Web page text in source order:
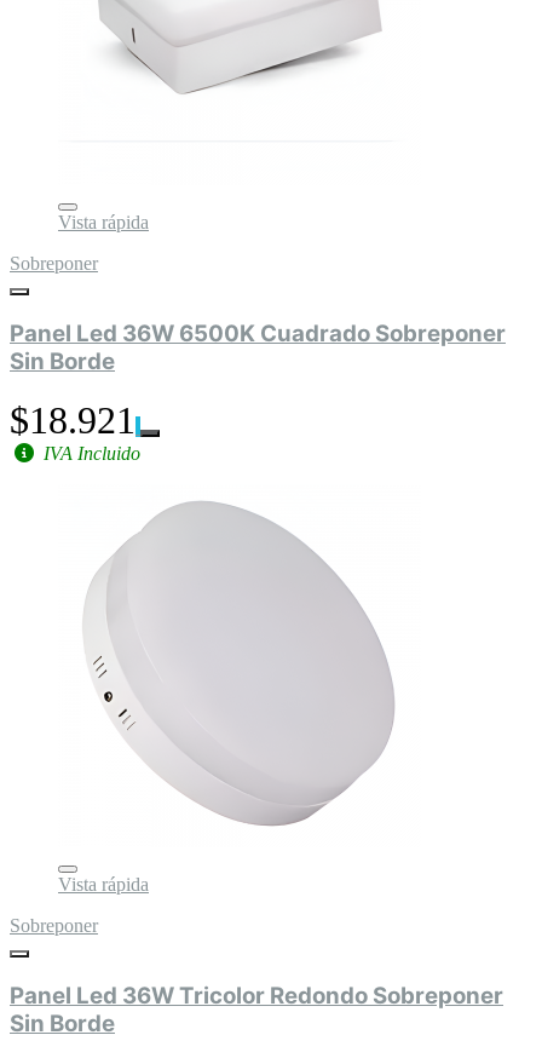
Vista rápida
Sobreponer
Panel Led 36W 6500K Cuadrado Sobreponer
Sin Borde
$18.921
IVA Incluido
Vista rápida
Sobreponer
Panel Led 36W Tricolor Redondo Sobreponer
Sin Borde